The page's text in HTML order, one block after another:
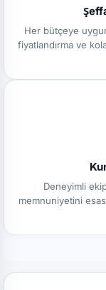
Her bütçeye
fiyatlandırma ve
Deneyimli
memnuniyetini